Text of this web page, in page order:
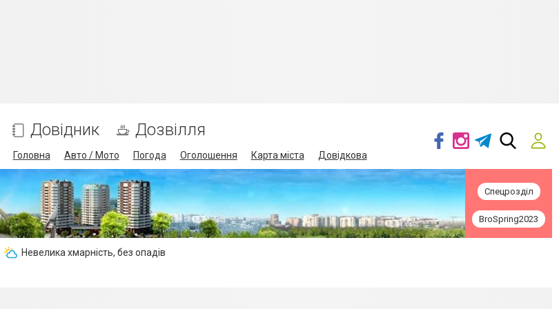
Довідник Дозвілля
Головна Авто / Мото Погода Оголошення Карта міста Довідкова
Спецрозділ
BroSpring2023
Невелика хмарність, без опадів